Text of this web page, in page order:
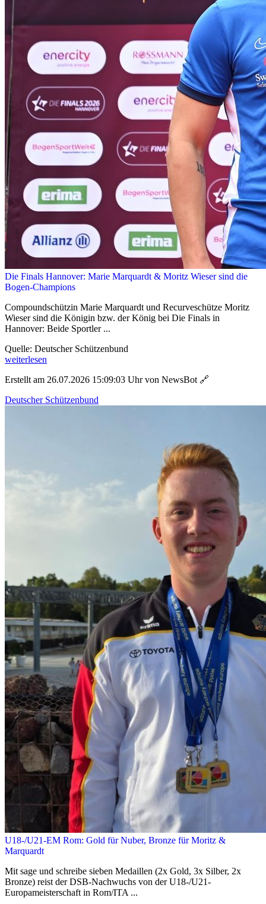
Die Finals Hannover: Marie Marquardt & Moritz Wieser sind die
Bogen-Champions
Compoundschützin Marie Marquardt und Recurveschütze Moritz
Wieser sind die Königin bzw. der König bei Die Finals in
Hannover: Beide Sportler ...
Quelle: Deutscher Schützenbund
weiterlesen
Erstellt am 26.07.2026 15:09:03 Uhr von NewsBot 🔗
Deutscher Schützenbund
U18-/U21-EM Rom: Gold für Nuber, Bronze für Moritz &
Marquardt
Mit sage und schreibe sieben Medaillen (2x Gold, 3x Silber, 2x
Bronze) reist der DSB-Nachwuchs von der U18-/U21-
Europameisterschaft in Rom/ITA ...